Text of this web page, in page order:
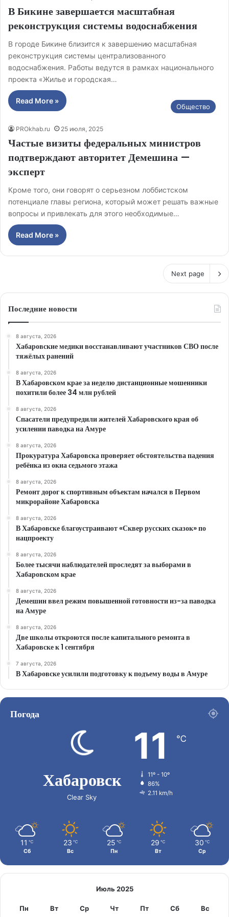
В Бикине завершается масштабная
реконструкция системы водоснабжения
В городе Бикине близится к завершению масштабная
реконструкция системы централизованного
водоснабжения. Работы ведутся в рамках национального
проекта «Жилье и городская…
Read More »
Общество
PROkhab.ru 25 июля, 2025
Частые визиты федеральных министров
подтверждают авторитет Демешина —
эксперт
Кроме того, они говорят о серьезном лоббистском
потенциале главы региона, который может решать важные
вопросы и привлекать для этого необходимые…
Read More »
Next page
Последние новости
8 августа, 2026
Хабаровские медики восстанавливают участников СВО после
тяжёлых ранений
8 августа, 2026
В Хабаровском крае за неделю дистанционные мошенники
похитили более 34 млн рублей
8 августа, 2026
Спасатели предупредили жителей Хабаровского края об
усилении паводка на Амуре
8 августа, 2026
Прокуратура Хабаровска проверяет обстоятельства падения
ребёнка из окна седьмого этажа
8 августа, 2026
Ремонт дорог к спортивным объектам начался в Первом
микрорайоне Хабаровска
8 августа, 2026
В Хабаровске благоустраивают «Сквер русских сказок» по
нацпроекту
8 августа, 2026
Более тысячи наблюдателей проследят за выборами в
Хабаровском крае
8 августа, 2026
Демешин ввел режим повышенной готовности из-за паводка
на Амуре
8 августа, 2026
Две школы откроются после капитального ремонта в
Хабаровске к 1 сентября
7 августа, 2026
В Хабаровске усилили подготовку к подъему воды в Амуре
Погода
Хабаровск
Clear Sky
11 ℃
11º - 10º
86%
2.11 km/h
11 ℃
Сб
23 ℃
Вс
25 ℃
Пн
29 ℃
Вт
30 ℃
Ср
Июль 2025
Пн Вт Ср Чт Пт Сб Вс